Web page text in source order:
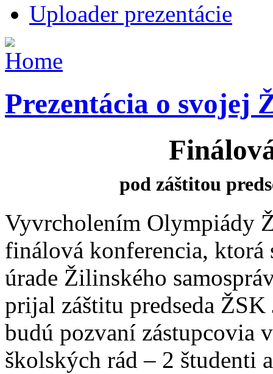
Uploader prezentácie
Prezentácia o svojej
pod záštitou
Vyvrcholením Olympiády
finálová konferencia, ktorá
úrade Žilinského
prijal záštitu predseda
budú pozvaní zástupcovia
školských rád – 2 študenti